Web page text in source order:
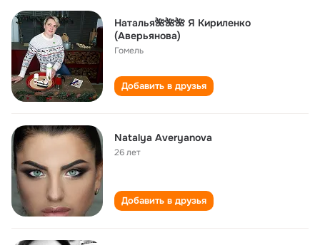
Наталья🌺🌺🌺 Я Кириленко
(Аверьянова)
Гомель
Добавить в друзья
Natalya Averyanova
26 лет
Добавить в друзья